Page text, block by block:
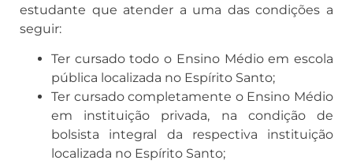
estudante que atender a uma das condições a
seguir:
Ter cursado todo o Ensino Médio em escola
pública localizada no Espírito Santo;
Ter cursado completamente o Ensino Médio
em instituição privada, na condição de
bolsista integral da respectiva instituição
localizada no Espírito Santo;